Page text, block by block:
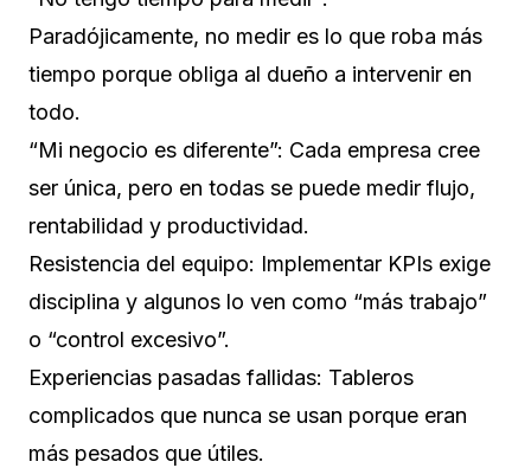
Paradójicamente, no medir es lo que roba más
tiempo porque obliga al dueño a intervenir en
todo.
“Mi negocio es diferente”: Cada empresa cree
ser única, pero en todas se puede medir flujo,
rentabilidad y productividad.
Resistencia del equipo: Implementar KPIs exige
disciplina y algunos lo ven como “más trabajo”
o “control excesivo”.
Experiencias pasadas fallidas: Tableros
complicados que nunca se usan porque eran
más pesados que útiles.